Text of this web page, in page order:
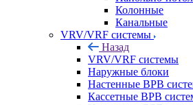
Колонные
Канальные
VRV/VRF системы
Назад
VRV/VRF системы
Наружные блоки
Настенные ВРВ
Кассетные ВРВ